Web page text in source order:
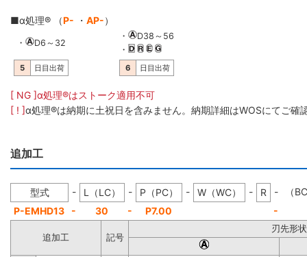
■α処理® （P- ・ AP-）
・ D6～32
・
D38～56
・
5 日目出荷 6 日目出荷
[ NG ]α処理®はストーク適用不可
[ ! ]α処理®は納期に土祝日を含みません。納期詳細はWОSにてご確
追加工
型式 - L（LC） - P（PC） - W（WC） - R -
（
P-EMHD13
- 30 - P7.00 -
追加工 記号
刃先形状